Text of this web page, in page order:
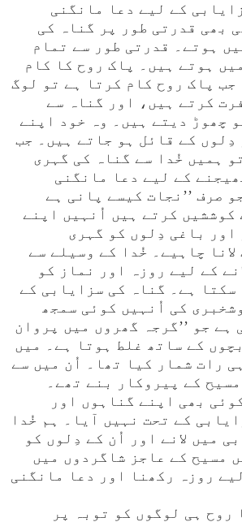
کے لیے دعا مانگنی
بھی قدرتی طور پر گناہ کی
ہوتے۔ قدرتی طور سے تمام
ہوتے ہیں۔ پاک روح کا کام
جب پاک روح کام کرتا ہے تو لوگ
کرتے ہیں، اور گناہ سے
چھوڑ دیتے ہیں۔ وہ خود اپنے
دِلوں کے قائل ہو جاتے ہیں۔ جب
ہمیں خُدا سے گناہ کی گہری
کے لیے دعا مانگنی
صرف ’’نجات کیسے پانی ہے
کوششیں کرتے ہیں اُنہیں اپنے
اور باغی دِلوں کو گہری
چاہیے۔ خُدا کے وسیلے سے
کے لیے روزہ اور نماز کو
سکتا ہے۔ گناہ کی سزایابی کے
کی اُنہیں کوئی سمجھ
ہے جو ’’گرجہ گھروں میں پروان
کے ساتھ غلط ہوتا ہے۔ میں
رات شمار کیا تھا۔ اُن میں سے
کے پیروکار بنے تھے۔
بھی اپنے گناہوں اور
کے تحت نہیں آیا۔ ہم خُدا
میں لانے اور اُن کے دِلوں کو
مسیح کے عاجز شاگردوں میں
روزہ رکھنا اور دعا مانگنی
روح ہی لوگوں کو توبہ پر